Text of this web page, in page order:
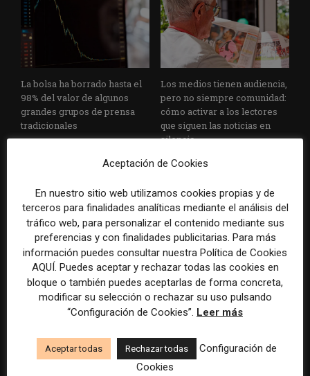
La bolsa ha borrado hasta el
98% del valor de algunos
grandes grupos de prensa
tradicionales
Los medios tienen audiencia,
pero no siempre comunidad:
cómo activar a los lectores
que siguen las noticias en
silencio
El buzón como nueva
portada: la estrategia de los
medios para conquistar
ciudad a ciudad
Cómo adelantarse a los
resúmenes con IA de Google
en las noticias de última hora:
el ejemplo de USA Today
Aceptación de Cookies
En nuestro sitio web utilizamos cookies propias y de
terceros para finalidades analíticas mediante el análisis del
tráfico web, para personalizar el contenido mediante sus
preferencias y con finalidades publicitarias. Para más
información puedes consultar nuestra Política de Cookies
AQUÍ. Puedes aceptar y rechazar todas las cookies en
bloque o también puedes aceptarlas de forma concreta,
modificar su selección o rechazar su uso pulsando
“Configuración de Cookies”. Leer más
Aceptar todas Rechazar todas
Configuración de
Cookies